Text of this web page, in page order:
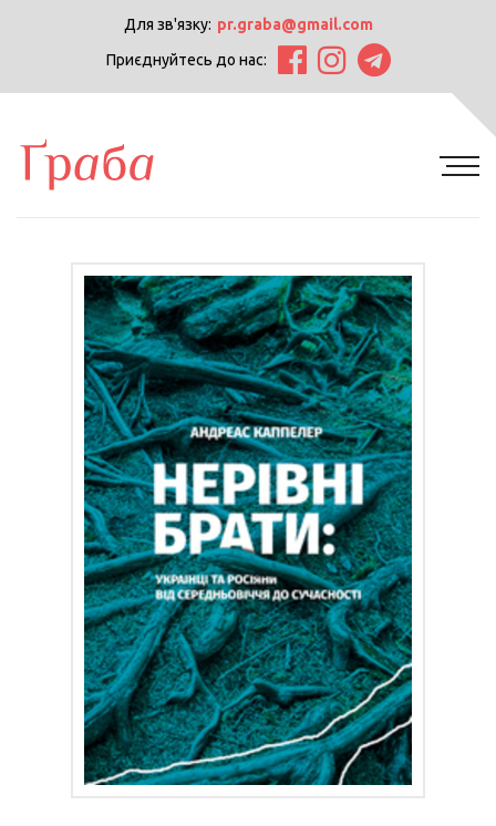
Для зв'язку: pr.graba@gmail.com
Приєднуйтесь до нас: